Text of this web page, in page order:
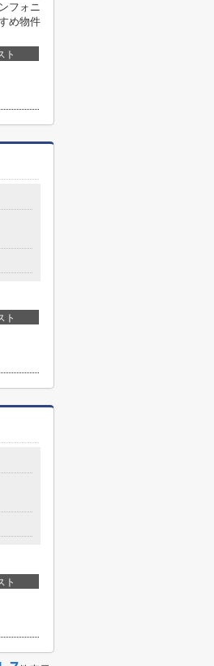
フォニ
め物件
ト
ト
ト